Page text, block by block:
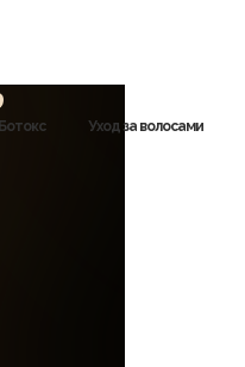
Ботокс Уход за волосами